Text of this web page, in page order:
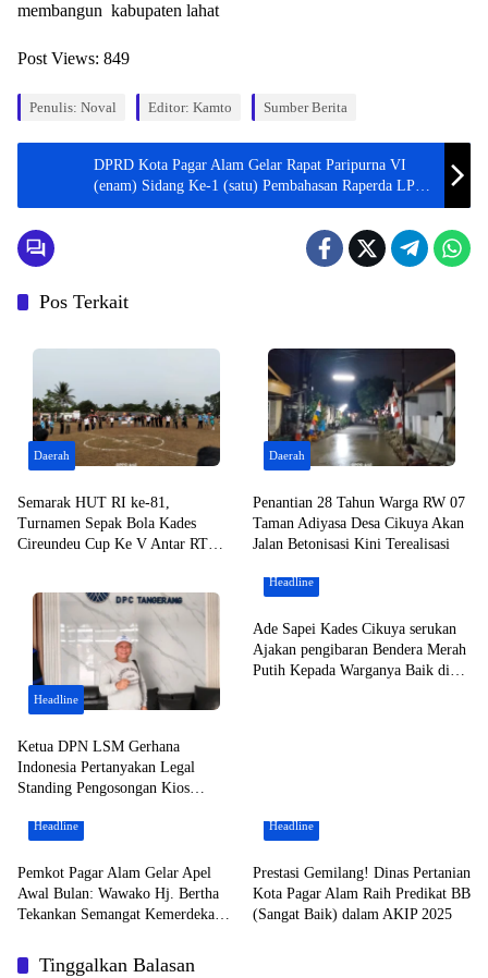
membangun kabupaten lahat
Post Views: 849
Penulis: Noval Editor: Kamto Sumber Berita
DPRD Kota Pagar Alam Gelar Rapat Paripurna VI
(enam) Sidang Ke-1 (satu) Pembahasan Raperda LPP
APBD TA2022
Pos Terkait
Daerah
Semarak HUT RI ke-81,
Turnamen Sepak Bola Kades
Cireundeu Cup Ke V Antar RT
Daerah
Penantian 28 Tahun Warga RW 07
Taman Adiyasa Desa Cikuya Akan
Jalan Betonisasi Kini Terealisasi
Headline
Ketua DPN LSM Gerhana
Indonesia Pertanyakan Legal
Standing Pengosongan Kios
Headline
Ade Sapei Kades Cikuya serukan
Ajakan pengibaran Bendera Merah
Putih Kepada Warganya Baik di
Headline
Pemkot Pagar Alam Gelar Apel
Awal Bulan: Wawako Hj. Bertha
Tekankan Semangat Kemerdekaan
Headline
Prestasi Gemilang! Dinas Pertanian
Kota Pagar Alam Raih Predikat BB
(Sangat Baik) dalam AKIP 2025
Tinggalkan Balasan